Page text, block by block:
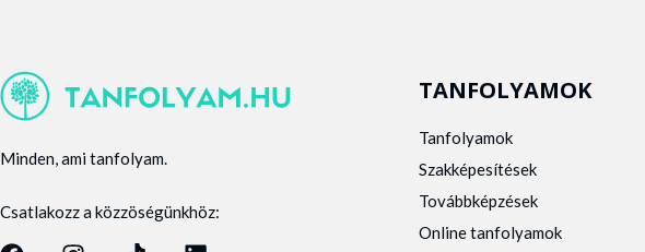
Minden, ami tanfolyam.
Csatlakozz a közzöségünkhöz:
TANFOLYAMOK
Tanfolyamok
Szakképesítések
Továbbképzések
Online tanfolyamok